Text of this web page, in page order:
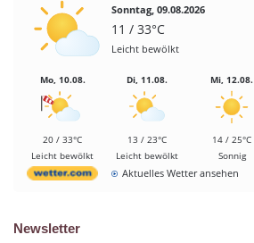
Sonntag, 09.08.2026
11 / 33°C
Leicht bewölkt
Mo, 10.08.
20 / 33°C
Leicht bewölkt
Di, 11.08.
13 / 23°C
Leicht bewölkt
Mi, 12.08.
14 / 25°C
Sonnig
Aktuelles Wetter ansehen
Newsletter